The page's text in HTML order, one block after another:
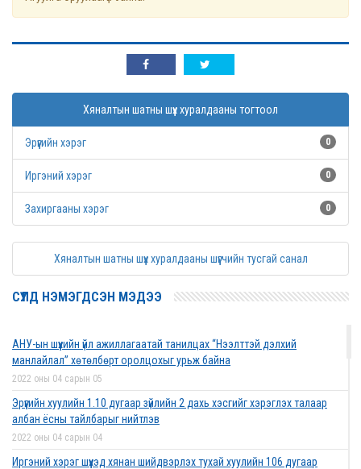
Хяналтын шатны шүүх хуралдааны тогтоол
Эрүүгийн хэрэг 0
Иргэний хэрэг 0
Захиргааны хэрэг 0
Хяналтын шатны шүүх хуралдааны шүүгчийн тусгай санал
СҮҮЛД НЭМЭГДСЭН МЭДЭЭ
АНУ-ын шүүхийн үйл ажиллагаатай танилцах “Нээлттэй дэлхий
манлайлал” хөтөлбөрт оролцохыг урьж байна
2022 оны 04 сарын 05
Эрүүгийн хуулийн 1.10 дугаар зүйлийн 2 дахь хэсгийг хэрэглэх талаар
албан ёсны тайлбарыг нийтлэв
2022 оны 04 сарын 04
Иргэний хэрэг шүүхэд хянан шийдвэрлэх тухай хуулийн 106 дугаар